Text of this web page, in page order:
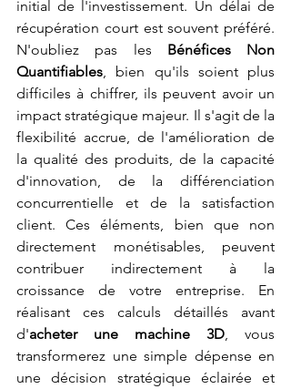
initial de l'investissement. Un délai de
récupération court est souvent préféré.
N'oubliez pas les Bénéfices Non
Quantifiables , bien qu'ils soient plus
difficiles à chiffrer, ils peuvent avoir un
impact stratégique majeur. Il s'agit de la
flexibilité accrue, de l'amélioration de
la qualité des produits, de la capacité
d'innovation, de la différenciation
concurrentielle et de la satisfaction
client. Ces éléments, bien que non
directement monétisables, peuvent
contribuer indirectement à la
croissance de votre entreprise. En
réalisant ces calculs détaillés avant
d'acheter une machine 3D , vous
transformerez une simple dépense en
une décision stratégique éclairée et